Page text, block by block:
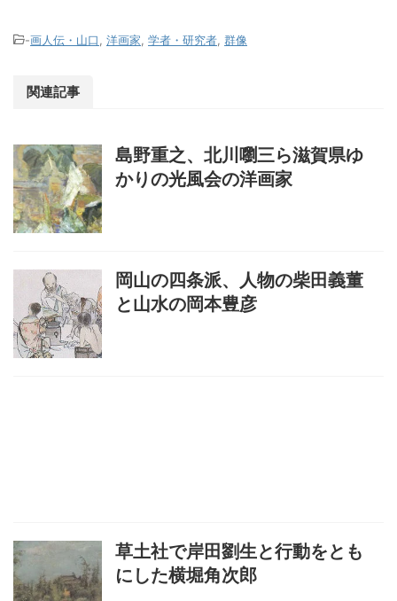
-画人伝・山口 洋画家 学者・研究者 群像
関連記事
島野重之、北川嚠三ら滋賀県ゆ
かりの光風会の洋画家
岡山の四条派、人物の柴田義董
と山水の岡本豊彦
草土社で岸田劉生と行動をとも
にした横堀角次郎